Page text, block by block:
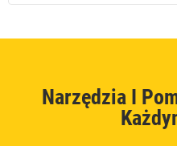
Narzędzia I